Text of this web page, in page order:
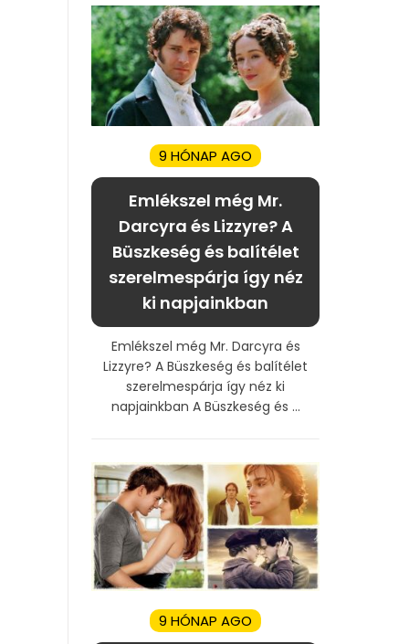
9 HÓNAP AGO
Emlékszel még Mr.
Darcyra és Lizzyre? A
Büszkeség és balítélet
szerelmespárja így néz
ki napjainkban
Emlékszel még Mr. Darcyra és
Lizzyre? A Büszkeség és balítélet
szerelmespárja így néz ki
napjainkban A Büszkeség és ...
9 HÓNAP AGO